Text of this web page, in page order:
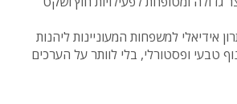
אידיאלי למשפחות המעוניינות ליהנות
טבעי ופסטורלי, בלי לוותר על הערכים